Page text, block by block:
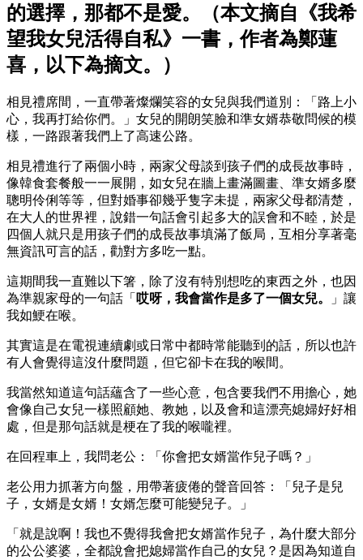
的選擇，那都不是愛。（本文摘自《我希
望我女兒活得自私》一書，作者為鄭蓮
喜，以下為摘文。）
相見禮席間，一直帶著燦爛笑容的女兒與我們道別：「路上小
心，我再打給你們。」女兒的開朗笑臉和準女婿恭敬問候的模
樣，一路跟著我們上了高速公路。
相見禮進行了兩個小時，兩家父母談到孩子們的成長故事時，
像韓食套餐般一一展開，如女兒在牆上畫滿圖畫、準女婿多麼
聰明伶俐等等，但對婚事卻幾乎隻字未提，兩家父母都清楚，
在大人的世界裡，說錯一句話會引起多大的誤會和不睦，於是
四個人就只是用孩子們的成長故事填滿了飯局，互相分享著毫
無資訊可言的話，勸對方多吃一點。
這期間我一直難以下箸，除了沒有特別想吃的東西之外，也因
為準親家母的一句話「 哎呀，我會當作是多了一個女兒。
」讓
我如鯁在喉。
其實這是在電視連續劇或日常中都時常能聽到的話，所以也許
有人會覺得這沒什麼問題，但它卻卡在我的喉間。
我當然知道這句話蘊含了一些心意，包含要我們不用擔心，她
會像自己女兒一樣照顧她、教她，以及會和這漂亮媳婦好好相
處，但是那句話就是梗在了我的喉嚨裡。
在回程車上，我問老公：「你會把女婿當作兒子嗎？」
老公用力抓著方向盤，用帶著疲倦的聲音回答：「兒子是兒
子，女婿是女婿！女婿怎麼可能變兒子。」
「就是說啊！我也不覺得我會把女婿當作兒子，為什麼大部分
的公公婆婆，全都說會把媳婦當作自己的女兒？是因為知道自